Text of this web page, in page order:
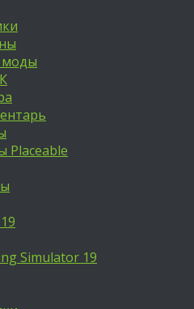
моды
Placeable
Simulator 19